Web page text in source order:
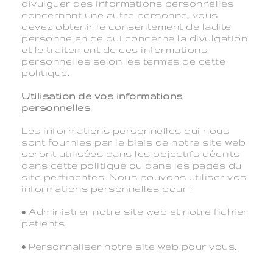
divulguer des informations personnelles
concernant une autre personne, vous
devez obtenir le consentement de ladite
personne en ce qui concerne la divulgation
et le traitement de ces informations
personnelles selon les termes de cette
politique.
Utilisation de vos informations
personnelles
Les informations personnelles qui nous
sont fournies par le biais de notre site web
seront utilisées dans les objectifs décrits
dans cette politique ou dans les pages du
site pertinentes. Nous pouvons utiliser vos
informations personnelles pour :
• Administrer notre site web et notre fichier
patients.
• Personnaliser notre site web pour vous.